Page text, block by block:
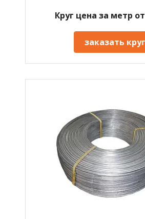
Круг цена за метр
заказать круг